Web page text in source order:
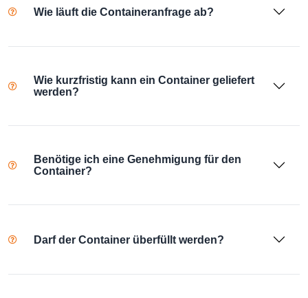
Wie läuft die Containeranfrage ab?
Wie kurzfristig kann ein Container geliefert
werden?
Benötige ich eine Genehmigung für den
Container?
Darf der Container überfüllt werden?